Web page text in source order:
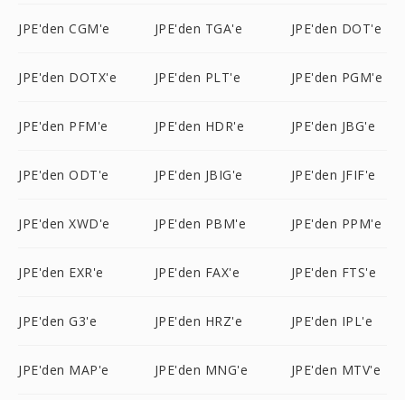
JPE'den CGM'e JPE'den TGA'e JPE'den DOT'e
JPE'den DOTX'e JPE'den PLT'e JPE'den PGM'e
JPE'den PFM'e JPE'den HDR'e JPE'den JBG'e
JPE'den ODT'e JPE'den JBIG'e JPE'den JFIF'e
JPE'den XWD'e JPE'den PBM'e JPE'den PPM'e
JPE'den EXR'e JPE'den FAX'e JPE'den FTS'e
JPE'den G3'e JPE'den HRZ'e JPE'den IPL'e
JPE'den MAP'e JPE'den MNG'e JPE'den MTV'e